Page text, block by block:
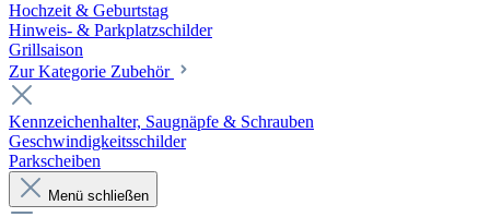
Hochzeit & Geburtstag
Hinweis- & Parkplatzschilder
Grillsaison
Zur Kategorie Zubehör
Kennzeichenhalter, Saugnäpfe & Schrauben
Geschwindigkeitsschilder
Parkscheiben
Menü schließen